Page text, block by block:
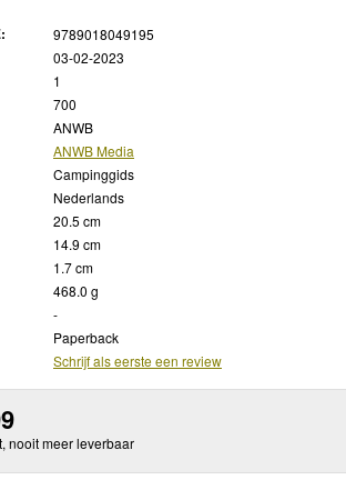
9789018049195
03-02-2023
1
700
ANWB
ANWB Media
Campinggids
Nederlands
20.5 cm
14.9 cm
1.7 cm
468.0 g
-
Paperback
Schrijf als eerste een review
nooit meer leverbaar